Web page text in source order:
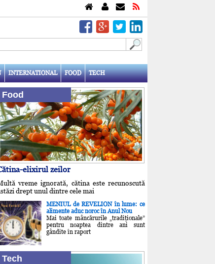
INTERNATIONAL FOOD TECH
Food
elixirul zeilor
vreme ignorată, cătina este recunoscută
drept unul dintre cele mai
MENIUL de REVELION în lume: ce
alimente aduc noroc în Anul Nou
Mai toate mâncărurile „tradiţionale”
pentru noaptea dintre ani sunt
gândite în raport
Tech